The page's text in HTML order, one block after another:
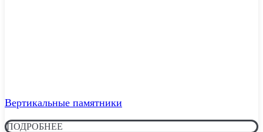
Вертикальные памятники
ПОДРОБНЕЕ